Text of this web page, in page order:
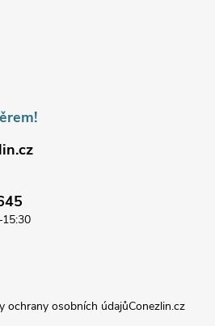
ochrany osobních údajůConezlin.cz